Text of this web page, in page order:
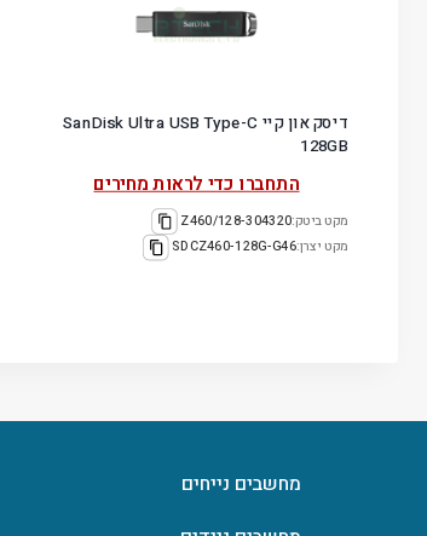
דיסק און קיי SanDisk Ultra USB Type-C
128GB
התחברו כדי לראות מחירים
מקט ביטק:304320-Z460/128
מקט יצרן:SDCZ460-128G-G46
מחשבים נייחים